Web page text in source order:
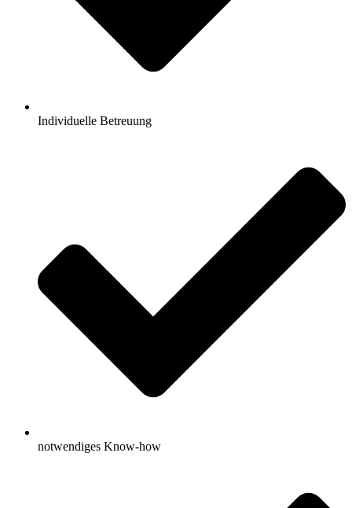
Individuelle Betreuung
notwendiges Know-how